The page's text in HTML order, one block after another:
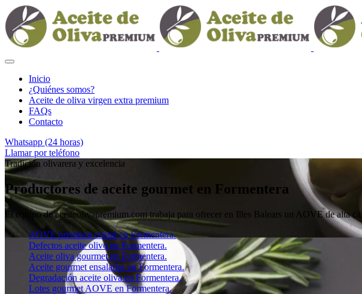
Inicio
¿Quiénes somos?
Aceite de oliva virgen extra premium
FAQs
Contacto
Whatsapp (24 horas)
Llamar por teléfono
Tradición olivarera y excelencia
Productores de aceite gourmet en Formentera
El equipo de aceiteolivapremium.com trabaja para ofrecer en Illes Balears un AOVE de alta
AOVE premium cristal en Formentera.
Defectos aceite olivo en Formentera.
Aceite oliva gourmet en Formentera.
Aceite gourmet ensaladas en Formentera.
Degradación aceite oliva en Formentera.
Lotes gourmet AOVE en Formentera.